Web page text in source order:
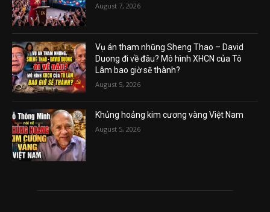
August 7, 2026
Vụ án tham nhũng Sheng Thao – David
Duong đi về đâu? Mô hình XHCN của Tô
Lâm bao giờ sẽ thành?
August 5, 2026
Khủng hoảng kim cương vàng Việt Nam
August 5, 2026